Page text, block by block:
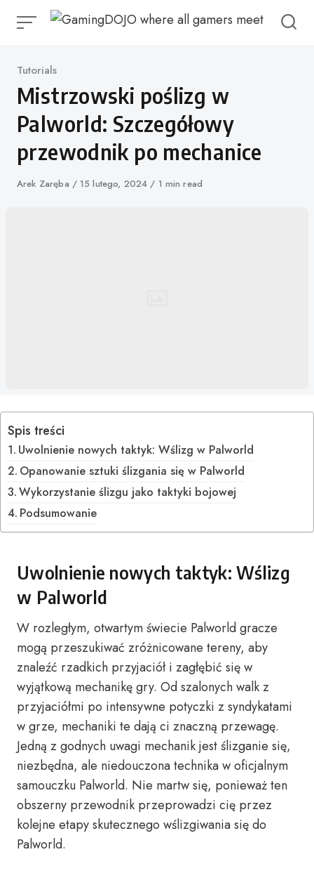
Kategoria
Tutorials
Mistrzowski poślizg w
Palworld: Szczegółowy
przewodnik po mechanice
Autor
Arek Zaręba Opublikowano
15 lutego, 2024 1 min read
Spis treści
Uwolnienie nowych taktyk: Wślizg w Palworld
Opanowanie sztuki ślizgania się w Palworld
Wykorzystanie ślizgu jako taktyki bojowej
Podsumowanie
Uwolnienie nowych taktyk: Wślizg
w Palworld
W rozległym, otwartym świecie Palworld gracze
mogą przeszukiwać zróżnicowane tereny, aby
znaleźć rzadkich przyjaciół i zagłębić się w
wyjątkową mechanikę gry. Od szalonych walk z
przyjaciółmi po intensywne potyczki z syndykatami
w grze, mechaniki te dają ci znaczną przewagę.
Jedną z godnych uwagi mechanik jest ślizganie się,
niezbędna, ale niedouczona technika w oficjalnym
samouczku Palworld. Nie martw się, ponieważ ten
obszerny przewodnik przeprowadzi cię przez
kolejne etapy skutecznego wślizgiwania się do
Palworld.